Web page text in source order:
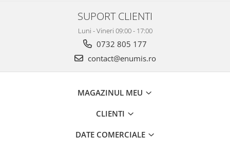
SUPORT CLIENTI
Luni - Vineri 09:00 - 17:00
0732 805 177
contact@enumis.ro
MAGAZINUL MEU
CLIENTI
DATE COMERCIALE